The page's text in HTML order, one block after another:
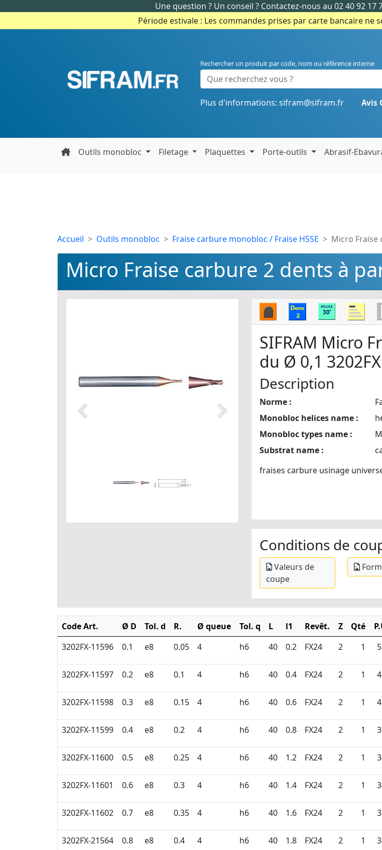
Une question ? Un conseil ?Contactez-nous au 02 40 92 17
Période estivale : Les commandes prises par carte bancaire ne
Rechercher un produit par code, nom ou référence interne
Plus d'informations: sifram@sifram.fr Avis
Outils monobloc
Filetage Plaquettes Porte-outils Abrasif-
Accueil Outils monobloc Fraise carbure monobloc / Fraise HSSE Micro Fraise
Micro Fraise carbure 2 dents à
Précédent Suivant
SIFRAM Micro
du Ø 0,1 3202FX
Description
Norme :
Monobloc helices name :
Monobloc types name :
Substrat name :
fraises carbure usinage
Conditions de
Valeurs de
coupe
Code Art. Ø D Tol. d R. Ø queue Tol. q L l1 Revêt. Z Qté
3202FX-11596
0.1 e8 0.05 4 h6 40 0.2 FX24 2 1
3202FX-11597 0.2 e8 0.1 4 h6 40 0.4 FX24 2 1
3202FX-11598 0.3 e8 0.15 4 h6 40 0.6 FX24 2 1
3202FX-11599 0.4 e8 0.2 4 h6 40 0.8 FX24 2 1
3202FX-11600 0.5 e8 0.25 4 h6 40 1.2 FX24 2 1
3202FX-11601 0.6 e8 0.3 4 h6 40 1.4 FX24 2 1
3202FX-11602 0.7 e8 0.35 4 h6 40 1.6 FX24 2 1
3202FX-21564 0.8 e8 0.4 4 h6 40 1.8 FX24 2 1